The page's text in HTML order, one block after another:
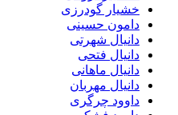
خشیار گودرزی
دامون حسینی
دانیال شهرتی
دانیال فتحی
دانیال ماهانی
دانیال مهربان
داوود چرگری